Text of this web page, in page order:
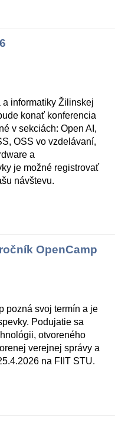
informatiky Žilinskej
konať konferencia
v sekciách: Open AI,
OSS vo vzdelávaní,
a
je možné registrovať
návštevu.
OpenCamp
pozná svoj termín a je
Podujatie sa
otvoreného
verejnej správy a
na FIIT STU.